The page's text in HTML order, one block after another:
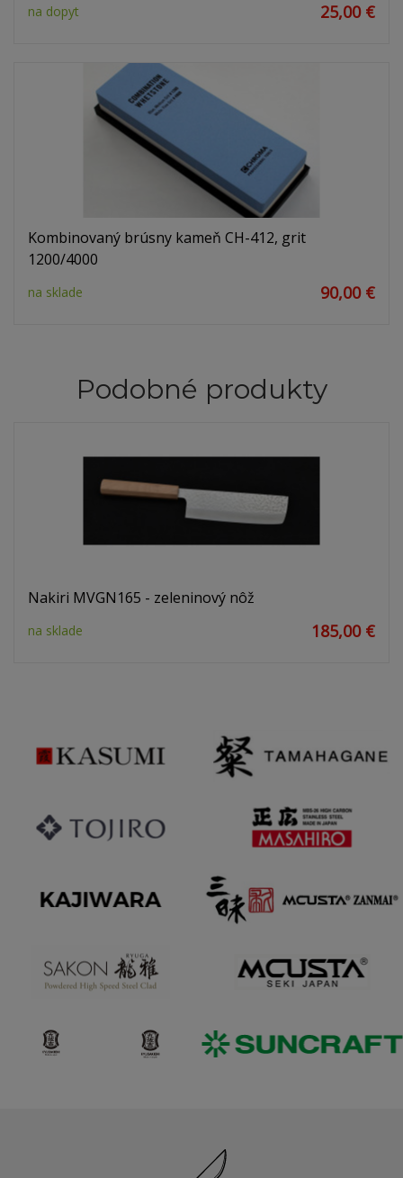
na dopyt 25,00 €
Kombinovaný brúsny kameň CH-412, grit
1200/4000
na sklade 90,00 €
Podobné produkty
Nakiri MVGN165 - zeleninový nôž
na sklade 185,00 €